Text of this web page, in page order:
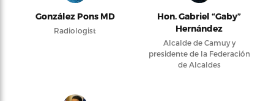
González Pons MD
Radiologist
Hon. Gabriel “Gaby”
Hernández
Alcalde de Camuy y
presidente de la Federación
de Alcaldes